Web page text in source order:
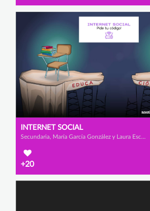
INTERNET SOCIAL
Secundaria, María García González y Laura Escarabajal Fernández
+20